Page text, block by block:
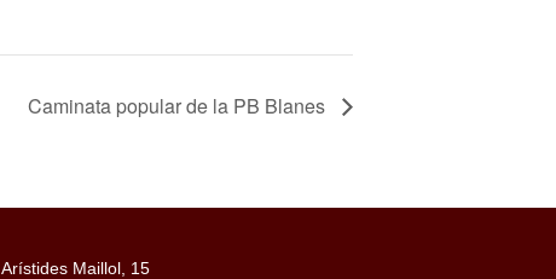
Caminata popular de la PB Blanes
Arístides Maillol, 15